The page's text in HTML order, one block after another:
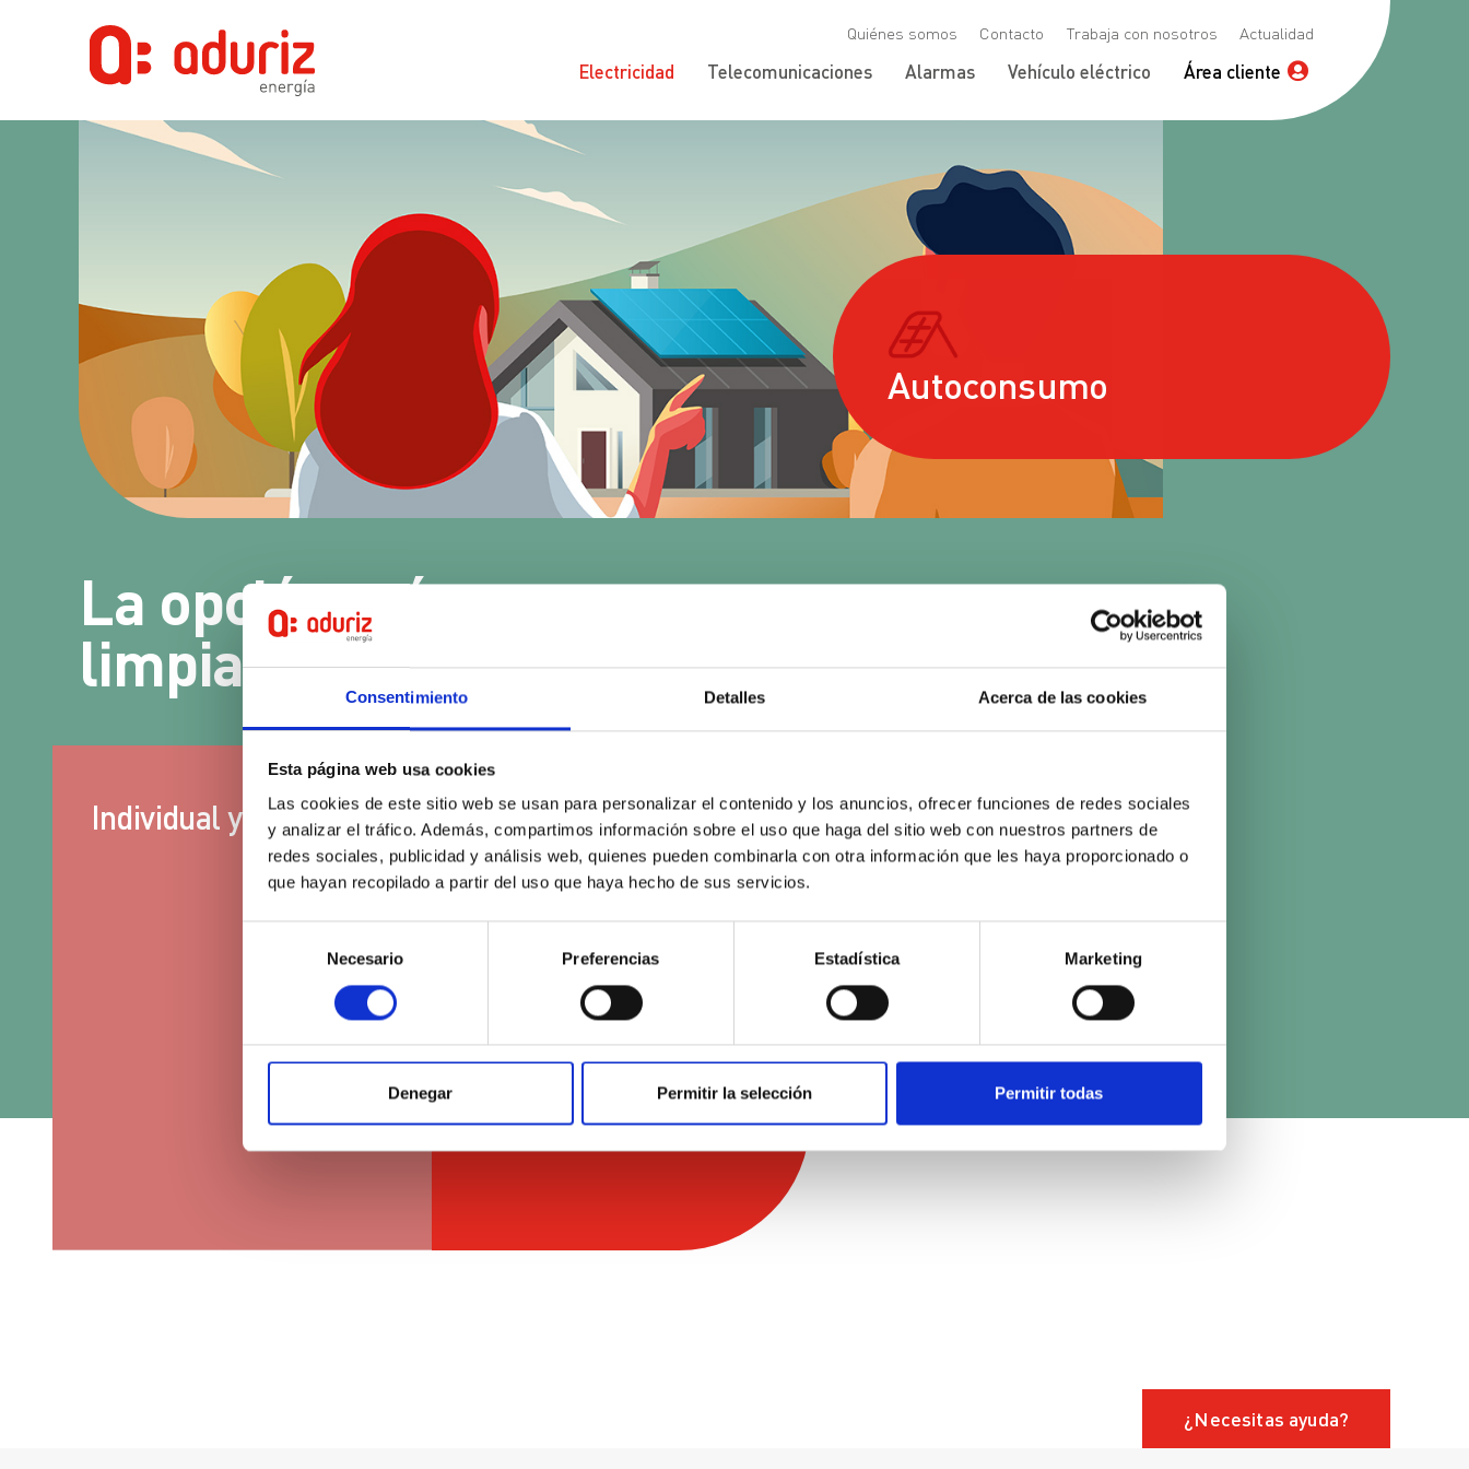
Consentimiento Detalles Acerca de las cookies
Esta página web usa cookies
Las cookies de este sitio web se usan para personalizar el contenido y los anuncios, ofrecer funciones de redes sociales
y analizar el tráfico. Además, compartimos información sobre el uso que haga del sitio web con nuestros partners de
redes sociales, publicidad y análisis web, quienes pueden combinarla con otra información que les haya proporcionado o
que hayan recopilado a partir del uso que haya hecho de sus servicios.
consentimiento
Necesario Preferencias Estadística Marketing
Denegar Permitir la selección Permitir todas
Quiénes somos Contacto Trabaja con nosotros Actualidad
Electricidad Telecomunicaciones Alarmas Vehículo eléctrico Área cliente
Autoconsumo
La opción más
limpia
Disfruta de la energía renovable con una instalación
Individual y colectivo Remoto
¿Necesitas ayuda?